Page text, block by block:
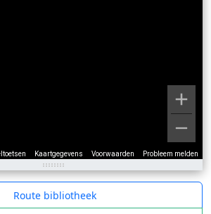
Kaartgegevens Voorwaarden Probleem melden
Route bibliotheek